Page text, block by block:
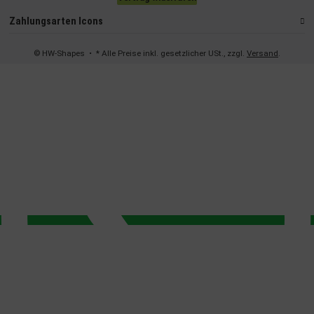
Zahlungsarten Icons
© HW-Shapes • * Alle Preise inkl. gesetzlicher USt., zzgl. Versand
Endgeräteeigenschaften zur Identifikation aktiv abfragen